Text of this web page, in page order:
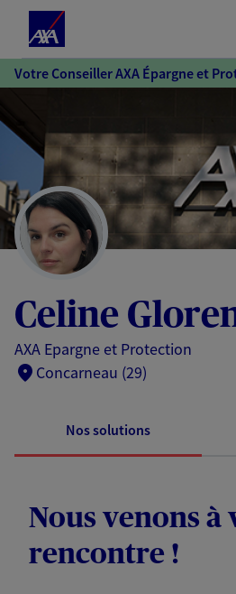
Accéder
au
Accéder
au
pied
de
page
Votre Conseiller AXA Épargne et
Celine
AXA Epargne et Protection
Concarneau (29)
Nos solutions
Nous venons à
rencontre !